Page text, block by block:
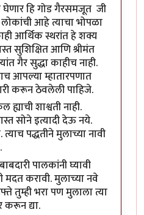
हि गोड गैरसमजूत जी
आहे त्याचा भोपळा
आर्थिक स्थरांत हे शक्य
आणि श्रीमंत
गैर सुद्धा काहीच नाही.
आपल्या म्हातारपणात
करून ठेवलेली पाहिजे.
ह्याची शाश्वती नाही.
सोने इत्यादी देऊ नये.
पद्धतीने मुलाच्या नावी
पालकांनी घ्यावी
करावी. मुलाच्या नवे
तुम्ही भरा पण मुलाला त्या
करून द्या.